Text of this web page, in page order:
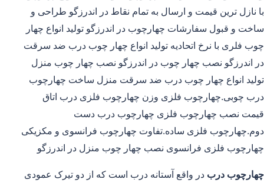
با نازل ترین قیمت و ارسال به تمام نقاط در اندرزگو طراحی و
ساخت و قبول سفارشات چهارچوب در اندرزگو تولید انواع چهار
چوب فلری با نرخ اتحادیه تولید انواع چهار چوب درب ضد سرقت
در اندرزگو نصب چهار چوب در اندرزگو نصب چهار چوب منزل
تولید انواع چهار چوب درب ضد سرقت منزل ساخت چهارچوب
درب چوبی.چهارچوب فلزی وزن چهارچوب فلزی درب اتاق
قیمت نصب چهارچوب فلزی چهارچوب درب دست
دوم.چهارچوب فلزی ساده.تفاوت چهارچوب فرانسوی و مکزیکی
چهارچوب فلزی فرانسوی نصب چهار چوب منزل در اندرزگو
چهارچوب درب در واقع آستانه درب است که از دو تیرک عمودی